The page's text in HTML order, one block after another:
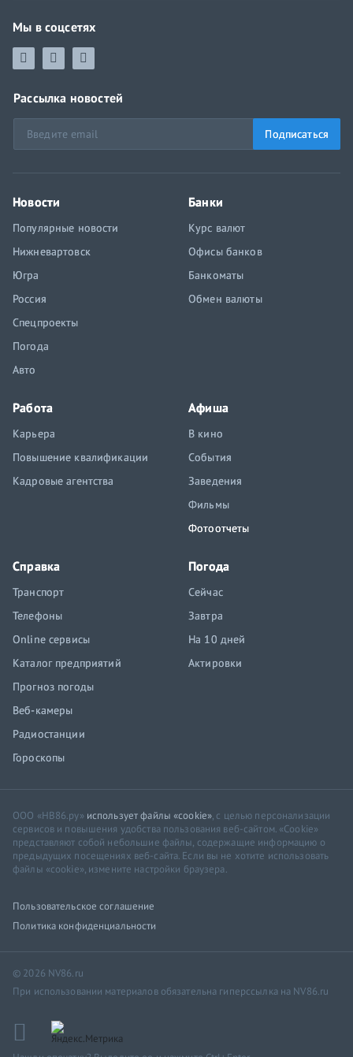
Мы в соцсетях
Рассылка новостей
Подписаться
Новости
Популярные новости
Нижневартовск
Югра
Россия
Спецпроекты
Погода
Авто
Банки
Курс валют
Офисы банков
Банкоматы
Обмен валюты
Работа
Карьера
Повышение квалификации
Кадровые агентства
Афиша
В кино
События
Заведения
Фильмы
Фотоотчеты
Справка
Транспорт
Телефоны
Online сервисы
Каталог предприятий
Прогноз погоды
Веб-камеры
Радиостанции
Гороскопы
Погода
Сейчас
Завтра
На 10 дней
Актировки
ООО «НВ86.ру» использует файлы «cookie», с целью персонализации
сервисов и повышения удобства пользования веб-сайтом. «Cookie»
представляют собой небольшие файлы, содержащие информацию о
предыдущих посещениях веб-сайта. Если вы не хотите использовать
файлы «cookie», измените настройки браузера.
Пользовательское соглашение
Политика конфиденциальности
© 2026 NV86.ru
При использовании материалов обязательна гиперссылка на NV86.ru